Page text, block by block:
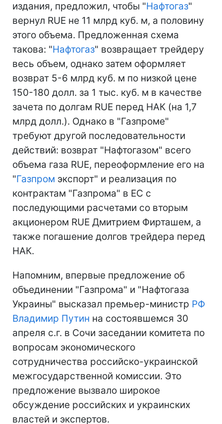
издания, предложил, чтобы "Нафтогаз"
вернул RUE не 11 млрд куб. м, а половину
этого объема. Предложенная схема
такова: "Нафтогаз" возвращает трейдеру
весь объем, однако затем оформляет
возврат 5-6 млрд куб. м по низкой цене
150-180 долл. за 1 тыс. куб. м в качестве
зачета по долгам RUE перед НАК (на 1,7
млрд долл.). Однако в "Газпроме"
требуют другой последовательности
действий: возврат "Нафтогазом" всего
объема газа RUE, переоформление его на
"Газпром экспорт" и реализация по
контрактам "Газпрома" в ЕС с
последующими расчетами со вторым
акционером RUE Дмитрием Фирташем, а
также погашение долгов трейдера перед
НАК.
Напомним, впервые предложение об
объединении "Газпрома" и "Нафтогаза
Украины" высказал премьер-министр РФ
Владимир Путин на состоявшемся 30
апреля с.г. в Сочи заседании комитета по
вопросам экономического
сотрудничества российско-украинской
межгосударственной комиссии. Это
предложение вызвало широкое
обсуждение российских и украинских
властей и экспертов.